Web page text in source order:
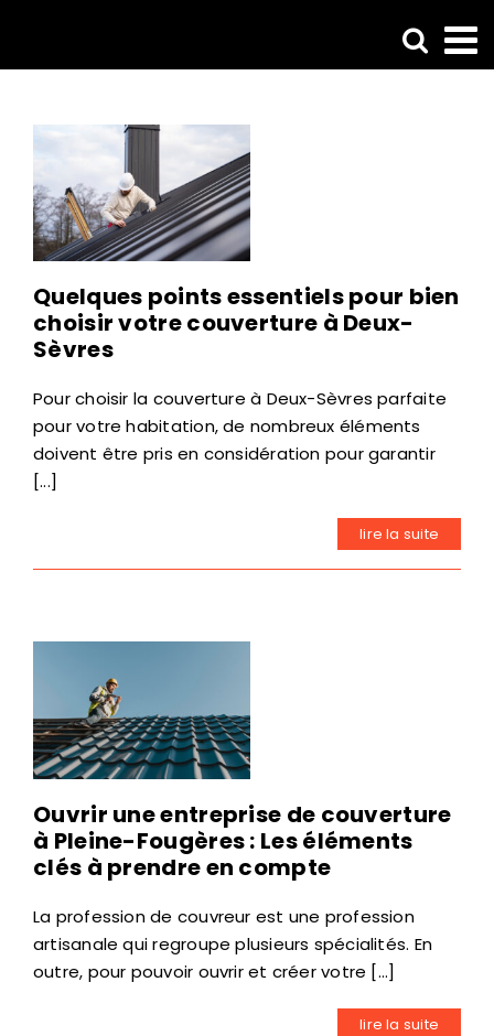
contenu
Quelques points essentiels pour bien
choisir votre couverture à Deux-
Sèvres
Pour choisir la couverture à Deux-Sèvres parfaite
pour votre habitation, de nombreux éléments
doivent être pris en considération pour garantir
[...]
lire la suite
Ouvrir une entreprise de couverture
à Pleine-Fougères : Les éléments
clés à prendre en compte
La profession de couvreur est une profession
artisanale qui regroupe plusieurs spécialités. En
outre, pour pouvoir ouvrir et créer votre [...]
lire la suite